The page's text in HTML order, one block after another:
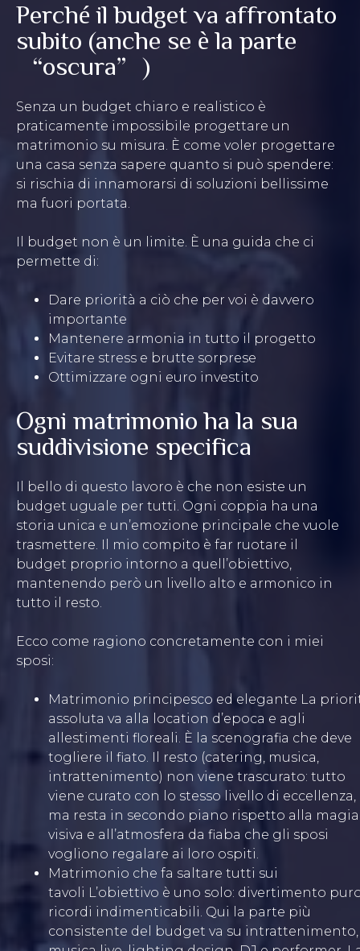
Perché il budget va affrontato
subito (anche se è la parte
“oscura”)
Senza un budget chiaro e realistico è
praticamente impossibile progettare un
matrimonio su misura. È come voler progettare
una casa senza sapere quanto si può spendere:
si rischia di innamorarsi di soluzioni bellissime
ma fuori portata.
Il budget non è un limite. È una guida che ci
permette di:
Dare priorità a ciò che per voi è davvero
importante
Mantenere armonia in tutto il progetto
Evitare stress e brutte sorprese
Ottimizzare ogni euro investito
Ogni matrimonio ha la sua
suddivisione specifica
Il bello di questo lavoro è che non esiste un
budget uguale per tutti. Ogni coppia ha una
storia unica e un’emozione principale che vuole
trasmettere. Il mio compito è far ruotare il
budget proprio intorno a quell’obiettivo,
mantenendo però un livello alto e armonico in
tutto il resto.
Ecco come ragiono concretamente con i miei
sposi:
Matrimonio principesco ed elegante La
assoluta va alla location d’epoca e agli
allestimenti floreali. È la scenografia che deve
togliere il fiato. Il resto (catering, musica,
intrattenimento) non viene trascurato: tutto
viene curato con lo stesso livello di eccellenza,
ma resta in secondo piano rispetto alla magia
visiva e all’atmosfera da fiaba che gli sposi
vogliono regalare ai loro ospiti.
Matrimonio che fa saltare tutti sui
tavoli L’obiettivo è uno solo: divertimento
ricordi indimenticabili. Qui la parte più
consistente del budget va su intrattenimento,